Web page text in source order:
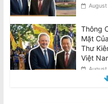
Thông
Mặt
Thư
Việt